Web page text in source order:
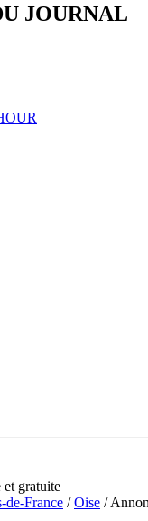
JOURNAL
gratuite
de-France /Oise /